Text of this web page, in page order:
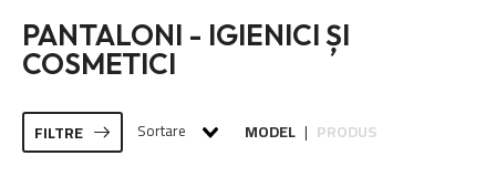
PANTALONI - IGIENICI ȘI
COSMETICI
FILTRE Sortare MODEL | PRODUS